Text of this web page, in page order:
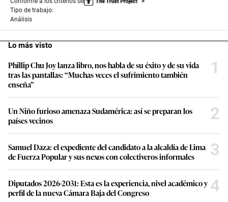
Tipo de trabajo:
Análisis
Lo más visto
Phillip Chu Joy lanza libro, nos habla de su éxito y de su vida
tras las pantallas: “Muchas veces el sufrimiento también
enseña”
1
Un Niño furioso amenaza Sudamérica: así se preparan los
países vecinos
2
Samuel Daza: el expediente del candidato a la alcaldía de Lima
de Fuerza Popular y sus nexos con colectiveros informales
3
Diputados 2026-2031: Esta es la experiencia, nivel académico y
perfil de la nueva Cámara Baja del Congreso
4